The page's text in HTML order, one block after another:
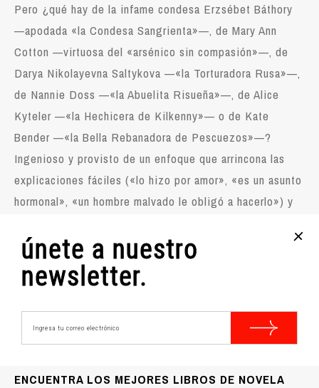
Pero ¿qué hay de la infame condesa Erzsébet Báthory
—apodada «la Condesa Sangrienta»—, de Mary Ann
Cotton —virtuosa del «arsénico sin compasión»—, de
Darya Nikolayevna Saltykova —«la Torturadora Rusa»—,
de Nannie Doss —«la Abuelita Risueña»—, de Alice
Kyteler —«la Hechicera de Kilkenny»— o de Kate
Bender —«la Bella Rebanadora de Pescuezos»—?
Ingenioso y provisto de un enfoque que arrincona las
explicaciones fáciles («lo hizo por amor», «es un asunto
hormonal», «un hombre malvado le obligó a hacerlo») y
bruja»), este esclarecedor estudio glosa las actividades
agresivas y predatorias que las mujeres más letales nos
han legado para la posteridad.
Tiempo de lectura estimado 9 horas y 51
minutos
ENCUENTRA LOS MEJORES LIBROS DE NOVELA
+
únete a nuestro
newsletter.